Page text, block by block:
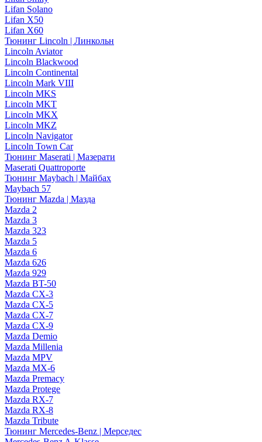
Lifan Solano
Lifan X50
Lifan X60
Тюнинг Lincoln | Линкольн
Lincoln Aviator
Lincoln Blackwood
Lincoln Continental
Lincoln Mark VIII
Lincoln MKS
Lincoln MKT
Lincoln MKX
Lincoln MKZ
Lincoln Navigator
Lincoln Town Car
Тюнинг Maserati | Мазерати
Maserati Quattroporte
Тюнинг Maybach | Майбах
Maybach 57
Тюнинг Mazda | Мазда
Mazda 2
Mazda 3
Mazda 323
Mazda 5
Mazda 6
Mazda 626
Mazda 929
Mazda BT-50
Mazda CX-3
Mazda CX-5
Mazda CX-7
Mazda CX-9
Mazda Demio
Mazda Millenia
Mazda MPV
Mazda MX-6
Mazda Premacy
Mazda Protege
Mazda RX-7
Mazda RX-8
Mazda Tribute
Тюнинг Mercedes-Benz | Мерседес